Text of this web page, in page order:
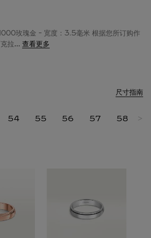
玫瑰金 - 宽度：3.5毫米 根据您所订购作
拉... 查看更多
尺寸指南
54 55 56 57 58 >